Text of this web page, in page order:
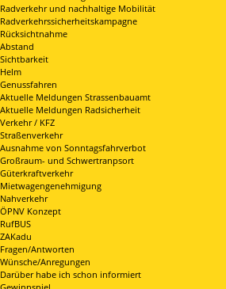
Radverkehr und nachhaltige Mobilität
Radverkehrssicherheitskampagne
Rücksichtnahme
Abstand
Sichtbarkeit
Helm
Genussfahren
Aktuelle Meldungen Strassenbauamt
Aktuelle Meldungen Radsicherheit
Verkehr / KFZ
Straßenverkehr
Ausnahme von Sonntagsfahrverbot
Großraum- und Schwertranpsort
Güterkraftverkehr
Mietwagengenehmigung
Nahverkehr
ÖPNV Konzept
RufBUS
ZAKadu
Fragen/Antworten
Wünsche/Anregungen
Darüber habe ich schon informiert